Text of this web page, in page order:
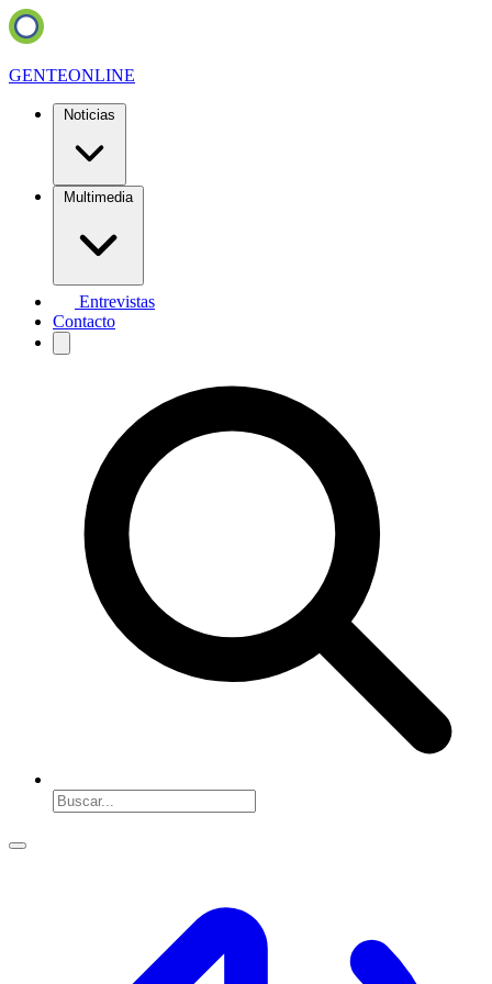
GENTEONLINE
Noticias
Multimedia
Entrevistas
Contacto